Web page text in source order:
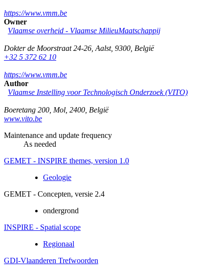
https://www.vmm.be
Owner
Vlaamse overheid - Vlaamse MilieuMaatschappij
Dokter de Moorstraat 24-26 Aalst, 9300 België
+32 5 372 62 10
https://www.vmm.be
Author
Vlaamse Instelling voor Technologisch Onderzoek (VITO)
Boeretang 200 Mol 2400 België
www.vito.be
Maintenance and update frequency
As needed
GEMET - INSPIRE themes, version 1.0
Geologie
GEMET - Concepten, versie 2.4
ondergrond
INSPIRE - Spatial scope
Regionaal
GDI-Vlaanderen Trefwoorden